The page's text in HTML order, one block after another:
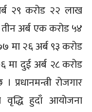
२९ करोड २२ लाख
अर्ब एक करोड ५४
मा २६ अर्ब ९३ करोड
मा दुई अर्ब २८ करोड
रोजगार
वृद्धि हुदाँ आयोजना